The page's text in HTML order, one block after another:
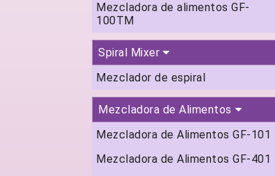
Mezcladora de alimentos GF-
100TM
Spiral Mixer
Mezclador de espiral
Mezcladora de Alimentos
Mezcladora de Alimentos GF-101
Mezcladora de Alimentos GF-401